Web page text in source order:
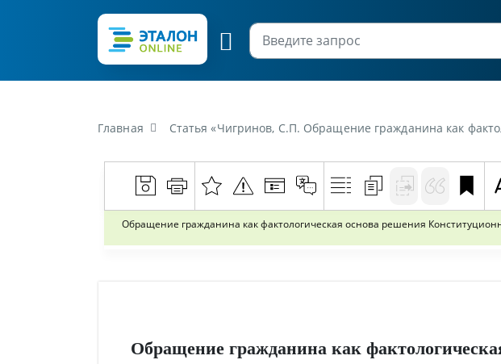
Главная Статья «Чигринов, С.П. Обращение гражданина как фактологическая
Обращение гражданина как фактологическая основа решения
Обращение гражданина как